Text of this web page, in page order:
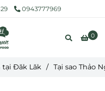
0943777969
0
Đăk Lăk / Tại sao Thảo